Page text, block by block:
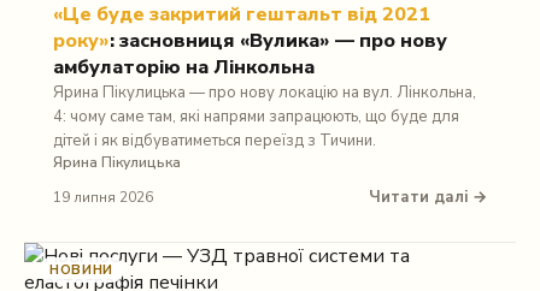
«Це буде закритий гештальт від 2021
року»: засновниця «Вулика» — про нову
амбулаторію на Лінкольна
Ярина Пікулицька — про нову локацію на вул. Лінкольна,
4: чому саме там, які напрями запрацюють, що буде для
дітей і як відбуватиметься переїзд з Тичини.
Ярина Пікулицька
19 липня 2026
Читати далі →
НОВИНИ
Instagram